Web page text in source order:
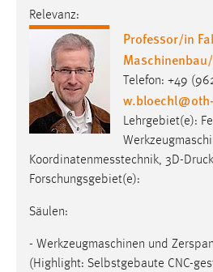
Relevanz:
Professor/in
Telefon: +49
w.bloechl@
Lehrgebiet(e):
Koordinatenmesstechnik, 3D-
Forschungsgebiet(e):
Säulen:
- Werkzeugmaschinen und
(Highlight: Selbstgebaute CNC-